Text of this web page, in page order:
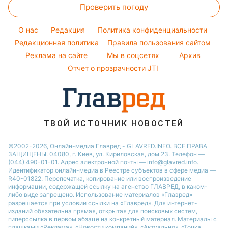
Новости Ровно
Советы от Андре Тана
Комнатные растения
Авто
Денежная помощь
Тарифы
Курс валют
Проверить погоду
O нас Редакция
Политика конфиденциальности
Редакционная политика
Правила пользования сайтом
Реклама на сайте
Мы в соцсетях
Архив
Отчет о прозрачности JTI
ТВОЙ ИСТОЧНИК НОВОСТЕЙ
©2002-2026, Онлайн-медиа Главред - GLAVRED.INFO. ВСЕ ПРАВА
ЗАЩИЩЕНЫ. 04080, г. Киев, ул. Кириловская, дом 23. Телефон —
(044) 490-01-01. Адрес электронной почты — info@glavred.info.
Идентификатор онлайн-медиа в Реестре cубъектов в сфере медиа —
R40-01822. Перепечатка, копирование или воспроизведение
информации, содержащей ссылку на агенство ГЛАВРЕД, в каком-
либо виде запрещено. Использование материалов «Главред»
разрешается при условии ссылки на «Главред». Для интернет-
изданий обязательна прямая, открытая для поисковых систем,
гиперссылка в первом абзаце на конкретный материал. Материалы с